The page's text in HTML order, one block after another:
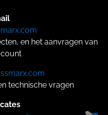
en het aanvragen van
technische vragen